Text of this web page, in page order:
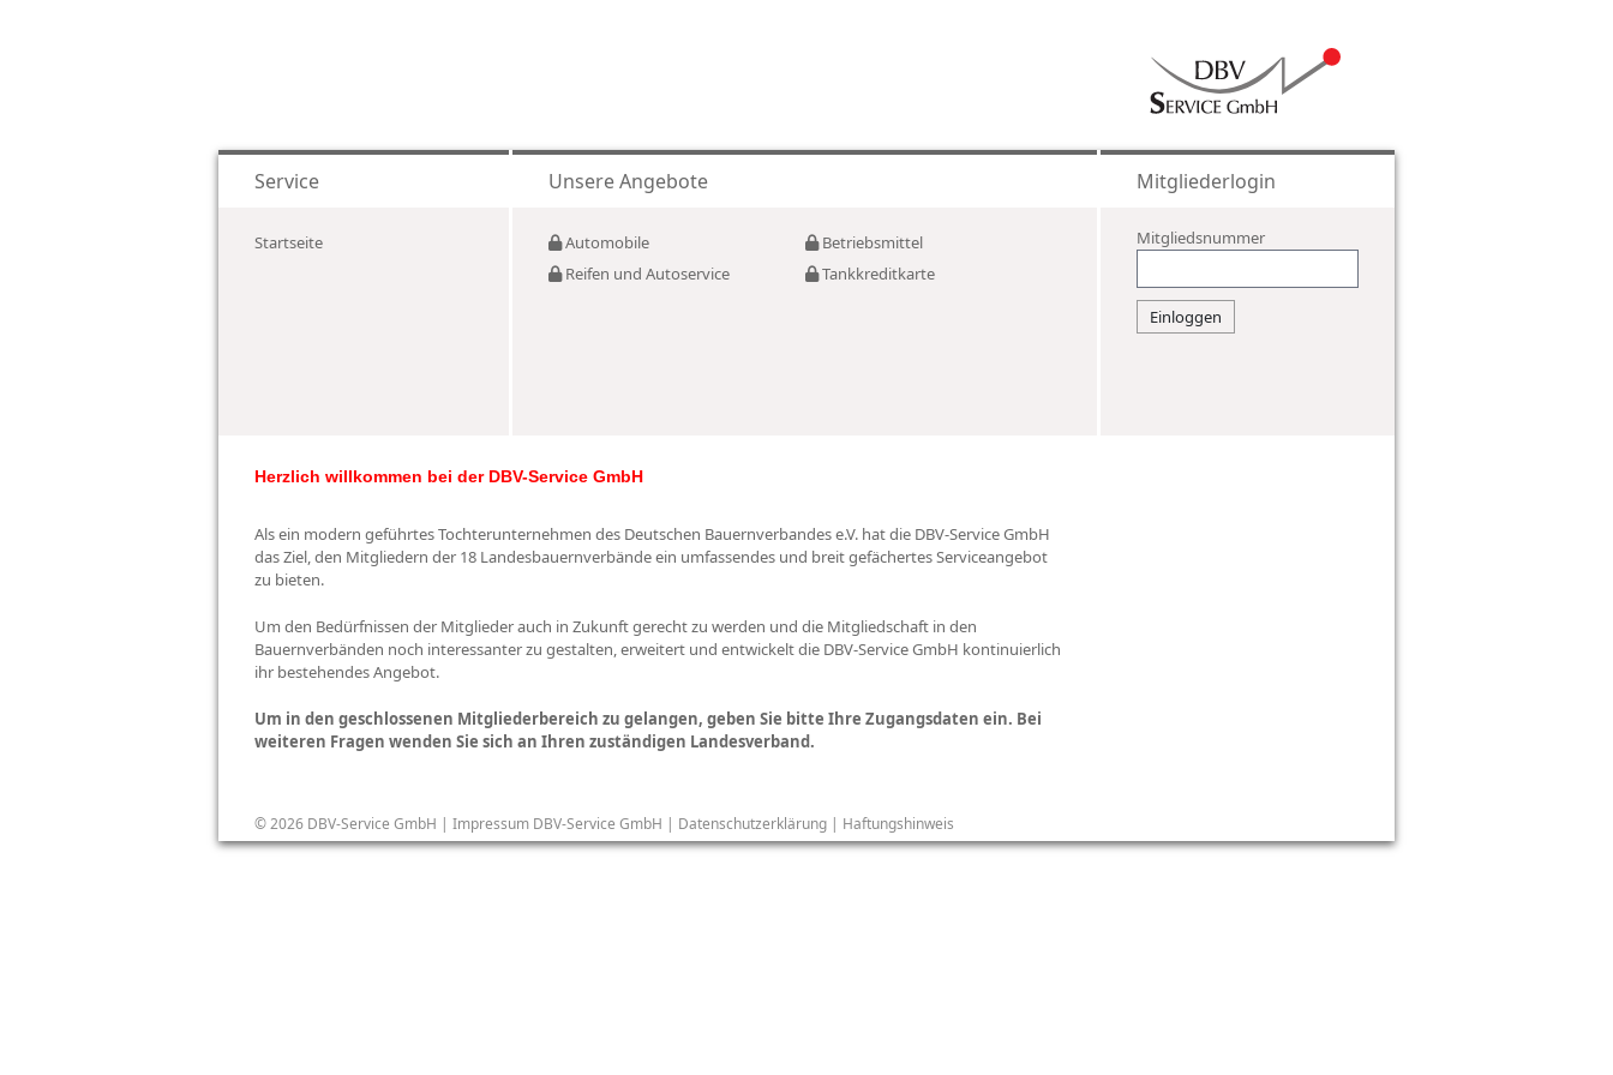
Service
Startseite
Unsere Angebote
Automobile
Betriebsmittel
Reifen und Autoservice
Tankkreditkarte
Mitgliederlogin
Mitgliedsnummer
Herzlich willkommen bei der DBV-Service GmbH
Als ein modern geführtes Tochterunternehmen des Deutschen Bauernverbandes e.V. hat die DBV-Service GmbH
das Ziel, den Mitgliedern der 18 Landesbauernverbände ein umfassendes und breit gefächertes Serviceangebot
zu bieten.
Um den Bedürfnissen der Mitglieder auch in Zukunft gerecht zu werden und die Mitgliedschaft in den
Bauernverbänden noch interessanter zu gestalten, erweitert und entwickelt die DBV-Service GmbH kontinuierlich
ihr bestehendes Angebot.
Um in den geschlossenen Mitgliederbereich zu gelangen, geben Sie bitte Ihre Zugangsdaten ein. Bei
weiteren Fragen wenden Sie sich an Ihren zuständigen Landesverband.
© 2026 DBV-Service GmbH | Impressum DBV-Service GmbH | Datenschutzerklärung | Haftungshinweis